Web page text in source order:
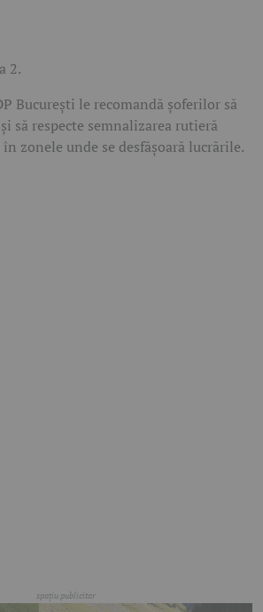
2.
București le recomandă șoferilor să
să respecte semnalizarea rutieră
zonele unde se desfășoară lucrările.